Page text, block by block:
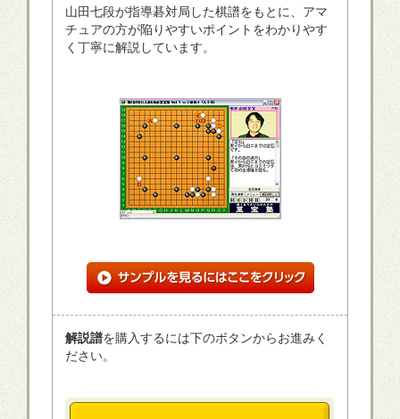
山田七段が指導碁対局した棋譜をもとに、アマ
チュアの方が陥りやすいポイントをわかりやす
く丁寧に解説しています。
解説譜を購入するには下のボタンからお進みく
ださい。